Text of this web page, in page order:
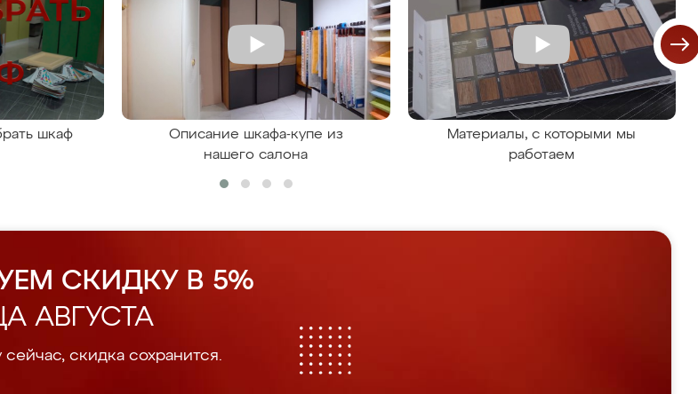
шкаф
Описание шкафа-купе из
нашего салона
Материалы, с которыми мы
работаем
СКИДКУ В 5%
АВГУСТА
сейчас, скидка сохранится.